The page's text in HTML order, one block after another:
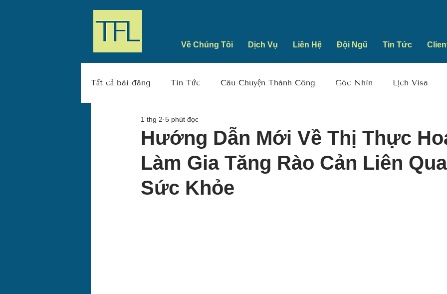
Về Chúng Tôi Dịch Vụ Liên Hệ Đội Ngũ Tin Tức
Tất cả bài đăng Tin Tức Câu Chuyện Thành Công Góc Nhìn Lịch Visa
Hướng Dẫn Mới Về Thị Thực
Làm Gia Tăng Rào Cản Liên
Sức Khỏe
1 thg 2 5 phút đọc